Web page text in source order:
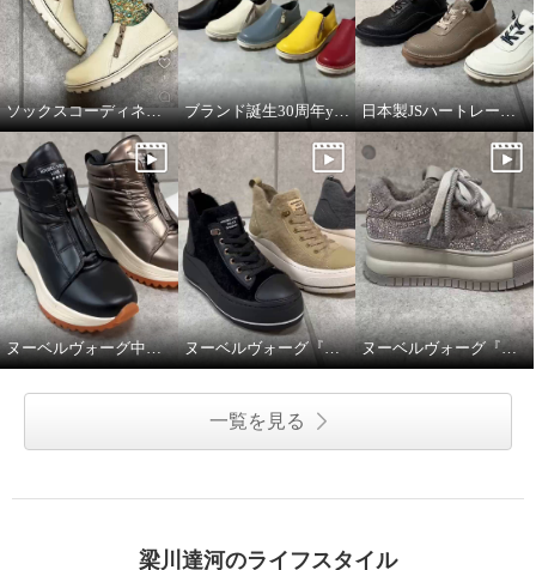
ソックスコーディネートのイメージです。 ブランド誕生30周年year JSハートレーベルの説明動画 日本製JSハートレーベルの説明動画
ヌーベルヴォーグ中綿撥水スニーカーブーツ。 ヌーベルヴォーグ『ふわふわニットスニーカーブーツ』 ヌーベルヴォーグ『ゴージャスに魅せるムートンスニーカー』
一覧を見る
梁川達河のライフスタイル